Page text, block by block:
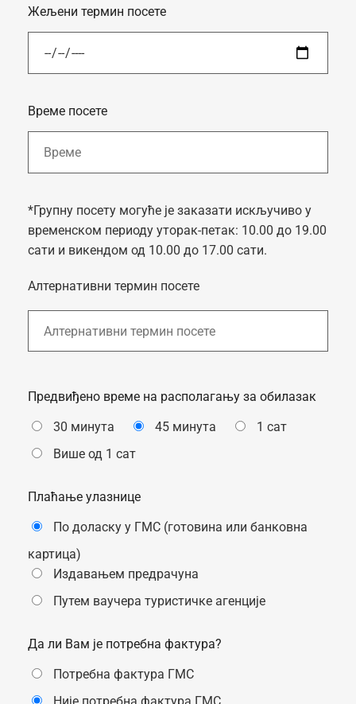
Жељени термин посете
Време посете
*Групну посету могуће је заказати искључиво у
временском периоду уторак-петак: 10.00 до 19.00
сати и викендом од 10.00 до 17.00 сати.
Алтернативни термин посете
Предвиђено време на располагању за обилазак
30 минута
45 минута
1 сат
Више од 1 сат
Плаћање улазнице
По доласку у ГМС (готовина или банковна
картица)
Издавањем предрачуна
Путем ваучера туристичке агенције
Да ли Вам је потребна фактура?
Потребна фактура ГМС